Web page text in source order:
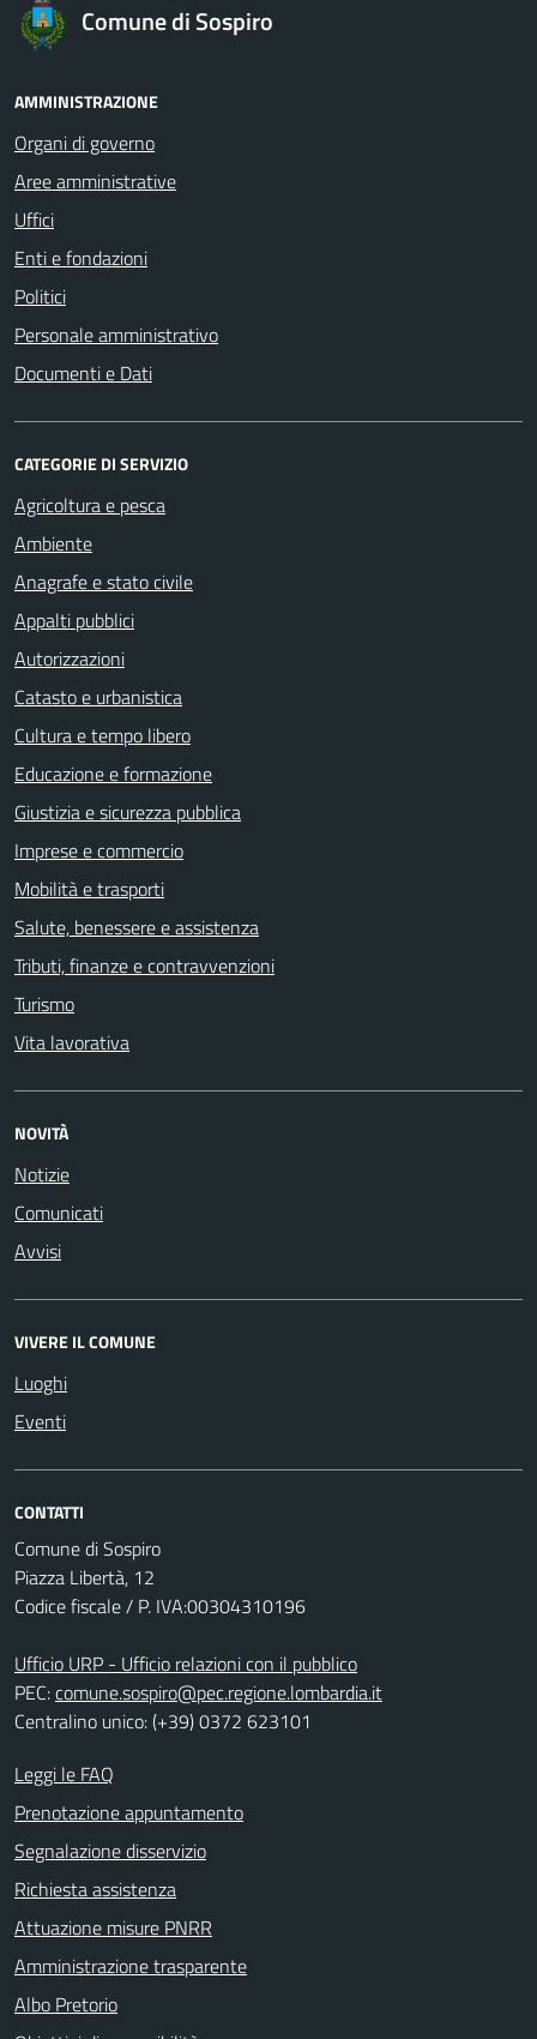
Comune di Sospiro
AMMINISTRAZIONE
Organi di governo
Aree amministrative
Uffici
Enti e fondazioni
Politici
Personale amministrativo
Documenti e Dati
CATEGORIE DI SERVIZIO
Agricoltura e pesca
Ambiente
Anagrafe e stato civile
Appalti pubblici
Autorizzazioni
Catasto e urbanistica
Cultura e tempo libero
Educazione e formazione
Giustizia e sicurezza pubblica
Imprese e commercio
Mobilità e trasporti
Salute, benessere e assistenza
Tributi, finanze e contravvenzioni
Turismo
Vita lavorativa
NOVITÀ
Notizie
Comunicati
Avvisi
VIVERE IL COMUNE
Luoghi
Eventi
CONTATTI
Comune di Sospiro
Piazza Libertà, 12
Codice fiscale / P. IVA:00304310196
Ufficio URP - Ufficio relazioni con il pubblico
PEC:comune.sospiro@pec.regione.lombardia.it
Centralino unico: (+39) 0372 623101
Leggi le FAQ
Prenotazione appuntamento
Segnalazione disservizio
Richiesta assistenza
Attuazione misure PNRR
Amministrazione trasparente
Albo Pretorio